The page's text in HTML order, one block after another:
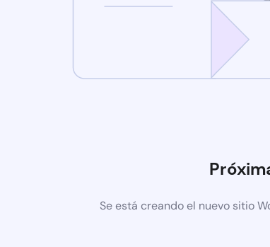
Se está creando el nuevo sitio